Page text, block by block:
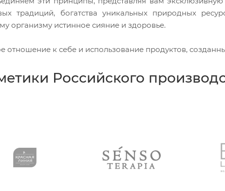
традиций, богатства уникальных природных
организму истинное сияние и здоровье.
к себе и использование продуктов,
Российского